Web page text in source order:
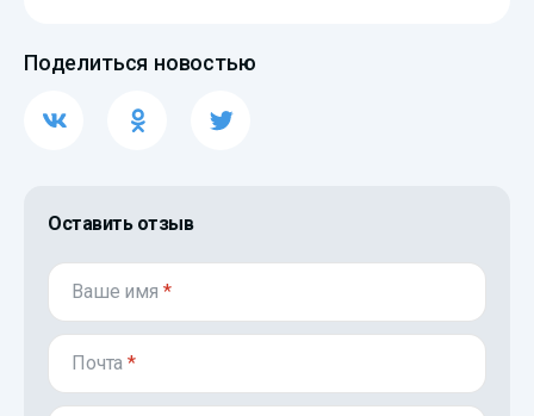
Поделиться новостью
Оставить отзыв
Ваше имя *
Почта*